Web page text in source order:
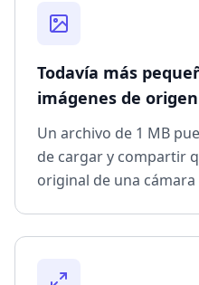
Todavía más
imágenes de origen
Un archivo de 1 MB
de cargar y compartir
original de una